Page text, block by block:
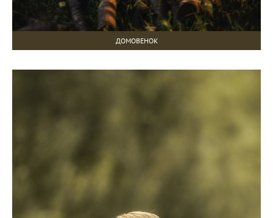
ДОМОВЕНОК